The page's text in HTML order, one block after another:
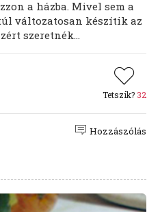
a házba. Mivel sem a
változatosan készítik az
szeretnék...
Tetszik? 32
Hozzászólás